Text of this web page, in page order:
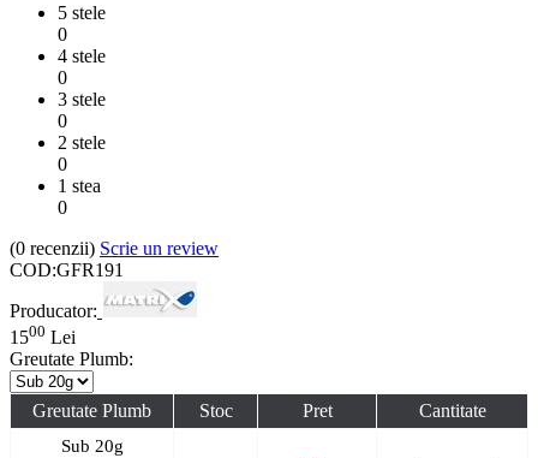
5 stele
0
4 stele
0
3 stele
0
2 stele
0
1 stea
0
(0 recenzii) Scrie un review
COD:GFR191
Producator:
1500 Lei
Greutate Plumb:
Greutate Plumb Stoc Pret Cantitate
Sub 20g